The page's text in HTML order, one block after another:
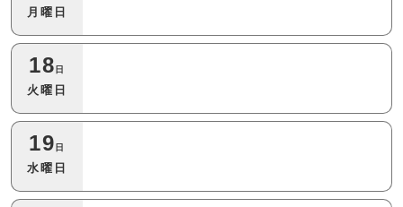
月曜日
18 日
火曜日
19 日
水曜日